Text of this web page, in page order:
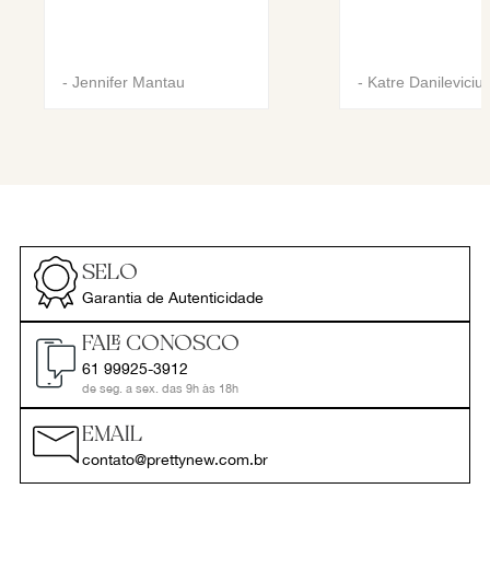
- Jennifer Mantau - Katre Danilevicius
SELO
Garantia de Autenticidade
FALE CONOSCO
61 99925-3912
de seg. a sex. das 9h às 18h
EMAIL
contato@prettynew.com.br